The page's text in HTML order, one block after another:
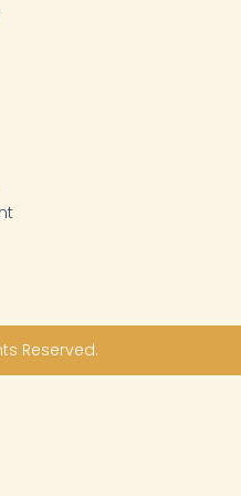
Reserved.